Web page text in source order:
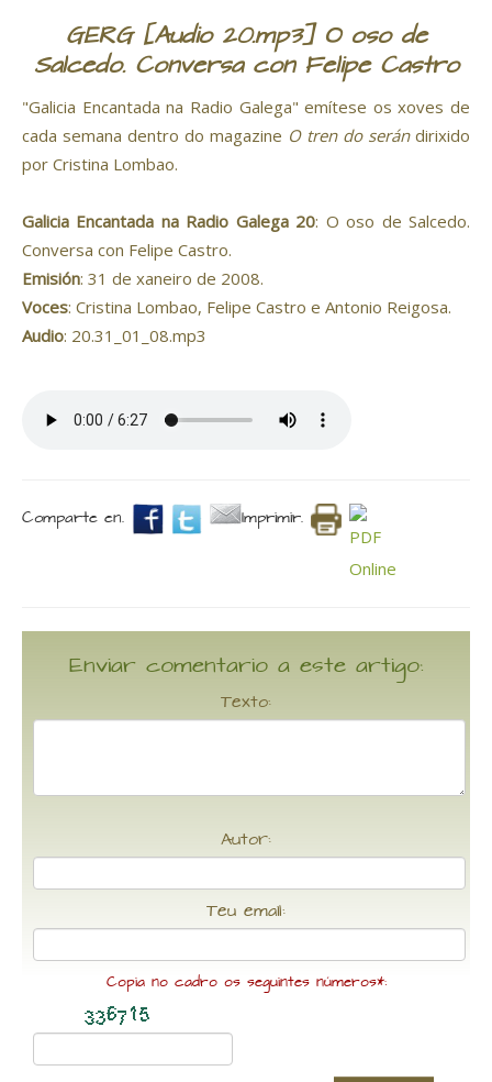
GERG [Audio 20.mp3] O oso de
Salcedo. Conversa con Felipe Castro
"Galicia Encantada na Radio Galega" emítese os xoves de
cada semana dentro do magazine O tren do serándirixido
por Cristina Lombao.
Galicia Encantada na Radio Galega 20: O oso de Salcedo.
Conversa con Felipe Castro.
Emisión: 31 de xaneiro de 2008.
Voces: Cristina Lombao, Felipe Castro e Antonio Reigosa.
Audio: 20.31_01_08.mp3
Comparte en. Imprimir.
Enviar comentario a este artigo:
Texto:
Autor:
Teu email:
Copia no cadro os seguintes números*: